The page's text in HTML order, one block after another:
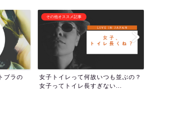
ぶの？
フリーランス生活
『理想の自分を貫くために生き
る！』やる気OLのプロフィー...